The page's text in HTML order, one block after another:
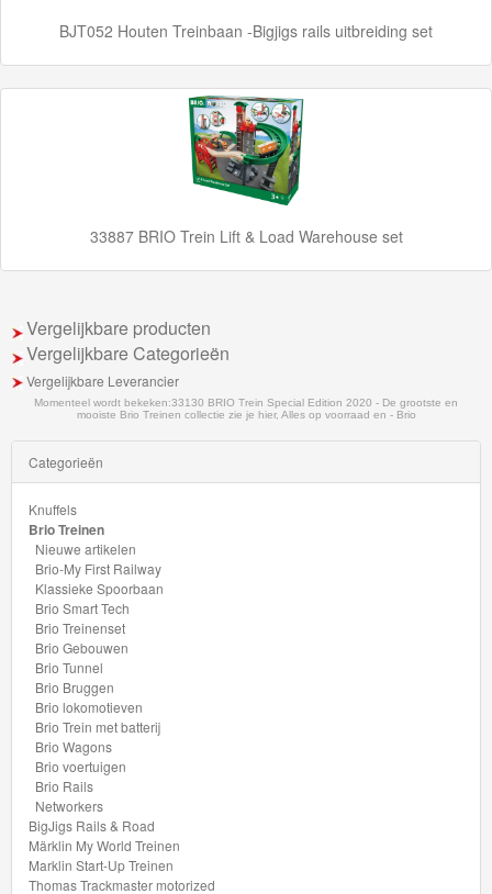
Accessoires
Houten
Thomas
Pre-
School
Chuggington
Hot
Wheels
Majorette
autos
Siku
GraviTrax
Little
Dutch
Super
BJT052 Houten Treinbaan -Bigjigs rails uitbreiding set
33887 BRIO Trein Lift & Load Warehouse set
Vergelijkbare producten
Vergelijkbare Categorieën
Vergelijkbare Leverancier
Momenteel wordt bekeken:33130 BRIO Trein Special Edition 2020 - De grootste en
mooiste Brio Treinen collectie zie je hier, Alles op voorraad en - Brio
Categorieën
Knuffels
Brio Treinen
Nieuwe artikelen
Brio-My First Railway
Klassieke Spoorbaan
Brio Smart Tech
Brio Treinenset
Brio Gebouwen
Brio Tunnel
Brio Bruggen
Brio lokomotieven
Brio Trein met batterij
Brio Wagons
Brio voertuigen
Brio Rails
Networkers
BigJigs Rails & Road
Märklin My World Treinen
Marklin Start-Up Treinen
Thomas Trackmaster motorized